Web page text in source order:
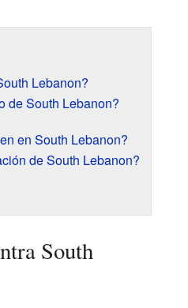
Lebanon?
de South Lebanon?
en South Lebanon?
de South Lebanon?
South